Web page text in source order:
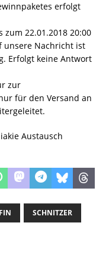
erfolgt
22.01.2018 20:00
unsere Nachricht ist
Erfolgt keine Antwort
zur
für den Versand an
Austausch
SCHNITZER